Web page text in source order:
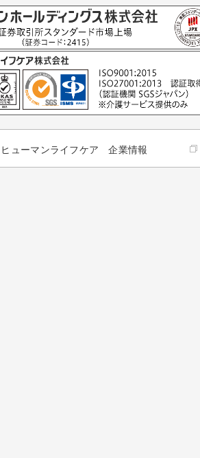
ヒューマンライフケア 企業情報